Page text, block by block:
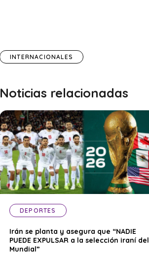
INTERNACIONALES
Noticias relacionadas
DEPORTES
Irán se planta y asegura que “NADIE
PUEDE EXPULSAR a la selección iraní del
Mundial”